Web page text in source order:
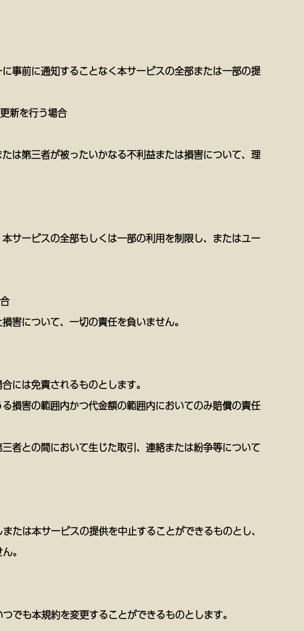
事前に通知することなく本サービスの全部または一部の提
新を行う場合
は第三者が被ったいかなる不利益または損害について、理
サービスの全部もしくは一部の利用を制限し、またはユー
害について、一切の責任を負いません。
には免責されるものとします。
損害の範囲内かつ代金額の範囲内においてのみ賠償の責任
者との間において生じた取引、連絡または紛争等について
たは本サービスの提供を中止することができるものとし、
。
でも本規約を変更することができるものとします。